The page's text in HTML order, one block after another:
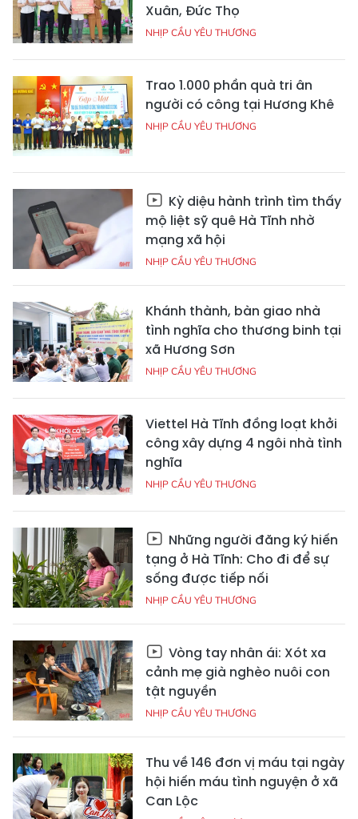
Xuân, Đức Thọ
NHỊP CẦU YÊU THƯƠNG
Trao 1.000 phần quà tri ân
người có công tại Hương Khê
NHỊP CẦU YÊU THƯƠNG
Kỳ diệu hành trình tìm thấy
mộ liệt sỹ quê Hà Tĩnh nhờ
mạng xã hội
NHỊP CẦU YÊU THƯƠNG
Khánh thành, bàn giao nhà
tình nghĩa cho thương binh tại
xã Hương Sơn
NHỊP CẦU YÊU THƯƠNG
Viettel Hà Tĩnh đồng loạt khởi
công xây dựng 4 ngôi nhà tình
nghĩa
NHỊP CẦU YÊU THƯƠNG
Những người đăng ký hiến
tạng ở Hà Tĩnh: Cho đi để sự
sống được tiếp nối
NHỊP CẦU YÊU THƯƠNG
Vòng tay nhân ái: Xót xa
cảnh mẹ già nghèo nuôi con
tật nguyền
NHỊP CẦU YÊU THƯƠNG
Thu về 146 đơn vị máu tại ngày
hội hiến máu tình nguyện ở xã
Can Lộc